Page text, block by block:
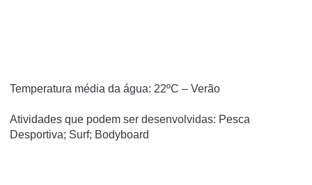
Temperatura média da água: 22ºC – Verão
Atividades que podem ser desenvolvidas: Pesca
Desportiva; Surf; Bodyboard